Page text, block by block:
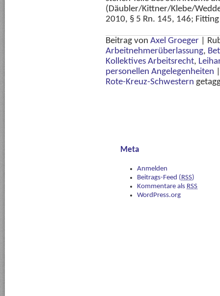
(Däubler/Kittner/Klebe/
2010, § 5 Rn. 145, 146;
Beitrag von Axel Groeger
Arbeitnehmerüberlassung,
Kollektives Arbeitsrecht,
personellen Angelegenheiten
Rote-Kreuz-Schwestern
Meta
Anmelden
Beitrags-Feed (RSS)
Kommentare als RSS
WordPress.org